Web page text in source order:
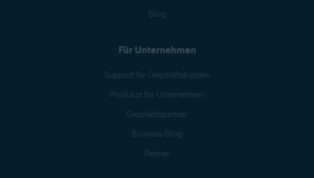
Blog
Für Unternehmen
Support für Geschäftskunden
Produkte für Unternehmen
Geschäftspartner
Business-Blog
Partner